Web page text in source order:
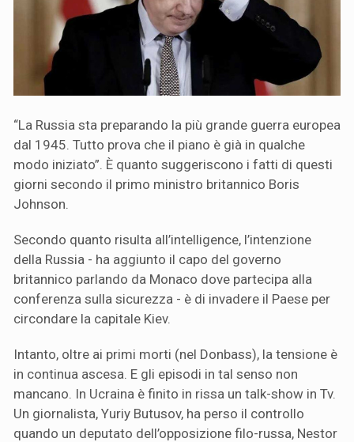
“La Russia sta preparando la più grande guerra europea
dal 1945. Tutto prova che il piano è già in qualche
modo iniziato”. È quanto suggeriscono i fatti di questi
giorni secondo il primo ministro britannico Boris
Johnson.
Secondo quanto risulta all’intelligence, l’intenzione
della Russia - ha aggiunto il capo del governo
britannico parlando da Monaco dove partecipa alla
conferenza sulla sicurezza - è di invadere il Paese per
circondare la capitale Kiev.
Intanto, oltre ai primi morti (nel Donbass), la tensione è
in continua ascesa. E gli episodi in tal senso non
mancano. In Ucraina è finito in rissa un talk-show in Tv.
Un giornalista, Yuriy Butusov, ha perso il controllo
quando un deputato dell’opposizione filo-russa, Nestor